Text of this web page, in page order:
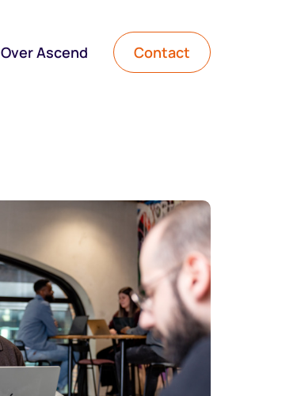
Over Ascend Contact